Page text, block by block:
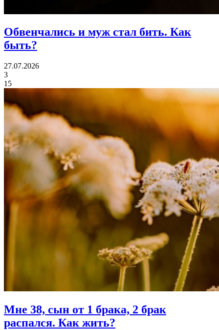
Обвенчались и муж стал бить. Как
быть?
27.07.2026
3
15
Мне 38, сын от 1 брака, 2 брак
распался. Как жить?